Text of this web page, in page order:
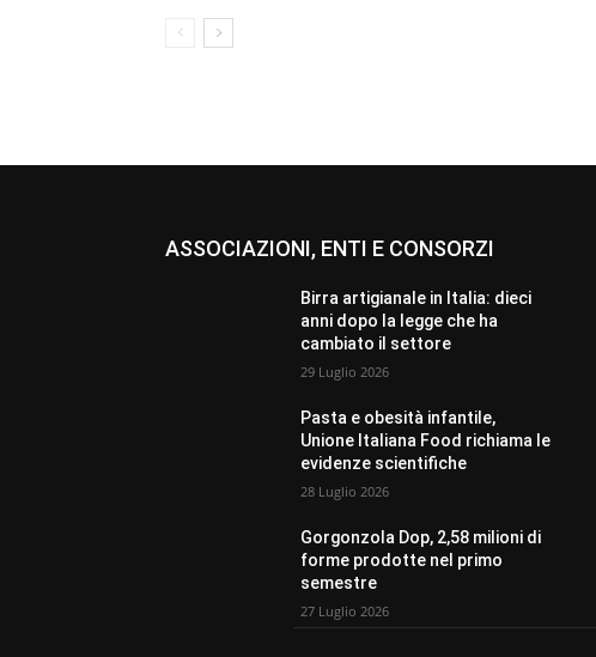
ASSOCIAZIONI, ENTI E CONSORZI
Birra artigianale in Italia: dieci
anni dopo la legge che ha
cambiato il settore
29 Luglio 2026
Pasta e obesità infantile,
Unione Italiana Food richiama le
evidenze scientifiche
28 Luglio 2026
Gorgonzola Dop, 2,58 milioni di
forme prodotte nel primo
semestre
27 Luglio 2026